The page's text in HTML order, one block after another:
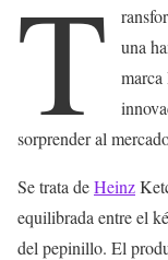
T
una
sorprender al
Se trata deHeinz
equilibrada entre el
del pepinillo. El